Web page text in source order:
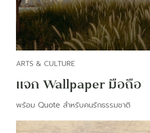
ARTS & CULTURE
แจก Wallpaper มือถือ
พร้อม Quote สำหรับคนรักธรรมชาติ